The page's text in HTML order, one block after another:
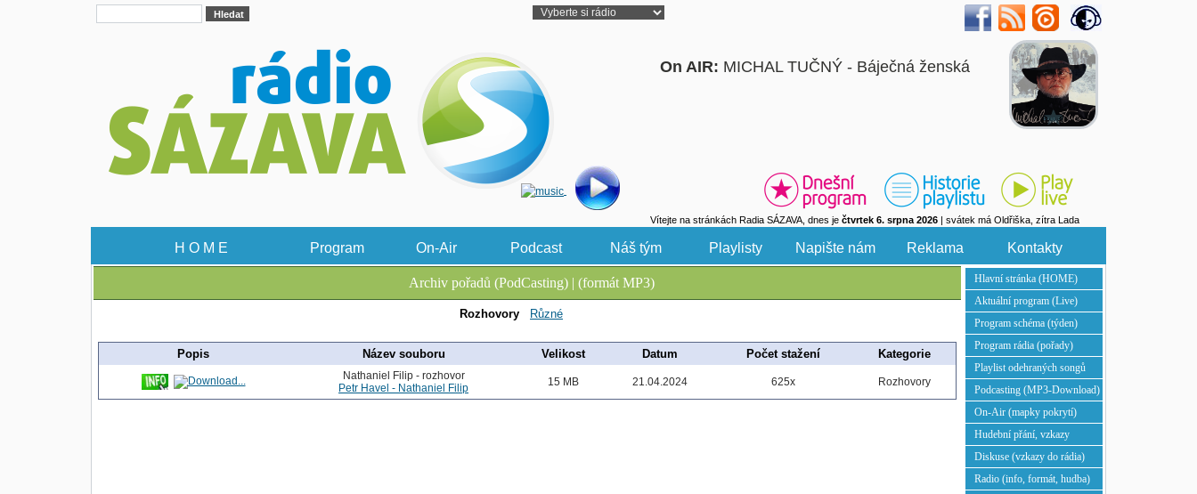
On AIR: MICHAL TUČNÝ - Báječná ženská
Vítejte na stránkách Radia SÁZAVA, dnes je čtvrtek 6. srpna 2026 | svátek má Oldřiška, zítra Lada
H O M E Program On-Air Podcast Náš tým Playlisty Napište nám Reklama Kontakty
Archiv pořadů (PodCasting) | (formát MP3)
Rozhovory Různé
Popis Název souboru Velikost Datum Počet stažení Kategorie
Nathaniel Filip - rozhovor
Petr Havel - Nathaniel Filip
15 MB 21.04.2024 625x Rozhovory
Hlavní stránka (HOME)
Aktuální program (Live)
Program schéma (týden)
Program rádia (pořady)
Playlist odehraných songů
Podcasting (MP3-Download)
On-Air (mapky pokrytí)
Hudební přání, vzkazy
Diskuse (vzkazy do rádia)
Radio (info, formát, hudba)